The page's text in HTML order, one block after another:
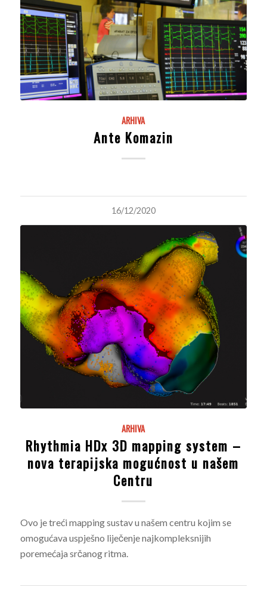
ARHIVA
Ante Komazin
16/12/2020
ARHIVA
Rhythmia HDx 3D mapping system –
nova terapijska mogućnost u našem
Centru
Ovo je treći mapping sustav u našem centru kojim se
omogućava uspješno liječenje najkompleksnijih
poremećaja srčanog ritma.